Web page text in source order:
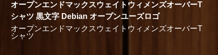
オープンエンドマックスウェイトウィメンズオーバーT
シャツ 黒文字 Debian オープンユーズロゴ
オープンエンドマックスウェイトウィメンズオーバーT
シャツ